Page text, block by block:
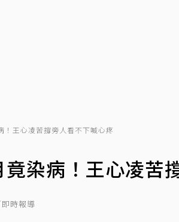
！王心凌苦撐旁人看不下喊心疼
染病！王心凌苦
時報導